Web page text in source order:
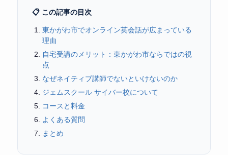
📋 この記事の目次
東かがわ市でオンライン英会話が広まっている
理由
自宅受講のメリット：東かがわ市ならではの視
点
なぜネイティブ講師でないといけないのか
ジェムスクール サイバー校について
コースと料金
よくある質問
まとめ